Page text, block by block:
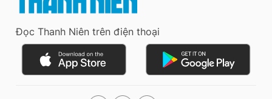
Đọc Thanh Niên trên điện thoại